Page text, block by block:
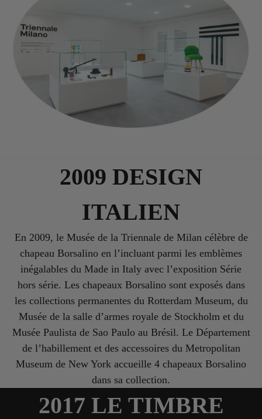
2009 DESIGN
ITALIEN
En 2009, le Musée de la Triennale de Milan célèbre de
chapeau Borsalino en l’incluant parmi les emblèmes
inégalables du Made in Italy avec l’exposition Série
hors série. Les chapeaux Borsalino sont exposés dans
les collections permanentes du Rotterdam Museum, du
Musée de la salle d’armes royale de Stockholm et du
Musée Paulista de Sao Paulo au Brésil. Le Département
de l’habillement et des accessoires du Metropolitan
Museum de New York accueille 4 chapeaux Borsalino
dans sa collection.
2017 LE TIMBRE